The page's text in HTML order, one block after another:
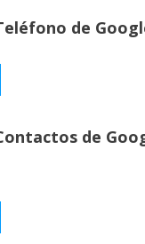
de
de